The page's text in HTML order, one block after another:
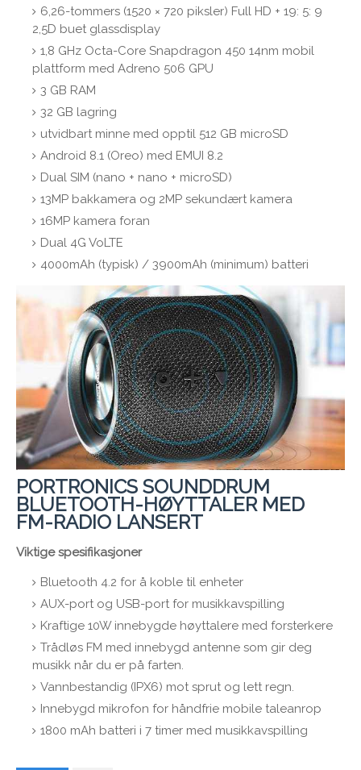
6,26-tommers (1520 × 720 piksler) Full HD + 19: 5: 9
2,5D buet glassdisplay
1,8 GHz Octa-Core Snapdragon 450 14nm mobil
plattform med Adreno 506 GPU
3 GB RAM
32 GB lagring
utvidbart minne med opptil 512 GB microSD
Android 8.1 (Oreo) med EMUI 8.2
Dual SIM (nano + nano + microSD)
13MP bakkamera og 2MP sekundært kamera
16MP kamera foran
Dual 4G VoLTE
4000mAh (typisk) / 3900mAh (minimum) batteri
PORTRONICS SOUNDDRUM
BLUETOOTH-HØYTTALER MED
FM-RADIO LANSERT
Viktige spesifikasjoner
Bluetooth 4.2 for å koble til enheter
AUX-port og USB-port for musikkavspilling
Kraftige 10W innebygde høyttalere med forsterkere
Trådløs FM med innebygd antenne som gir deg
musikk når du er på farten.
Vannbestandig (IPX6) mot sprut og lett regn.
Innebygd mikrofon for håndfrie mobile taleanrop
1800 mAh batteri i 7 timer med musikkavspilling